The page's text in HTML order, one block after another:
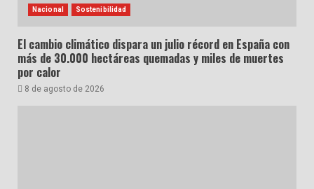
Nacional Sostenibilidad
El cambio climático dispara un julio récord en España con
más de 30.000 hectáreas quemadas y miles de muertes
por calor
8 de agosto de 2026